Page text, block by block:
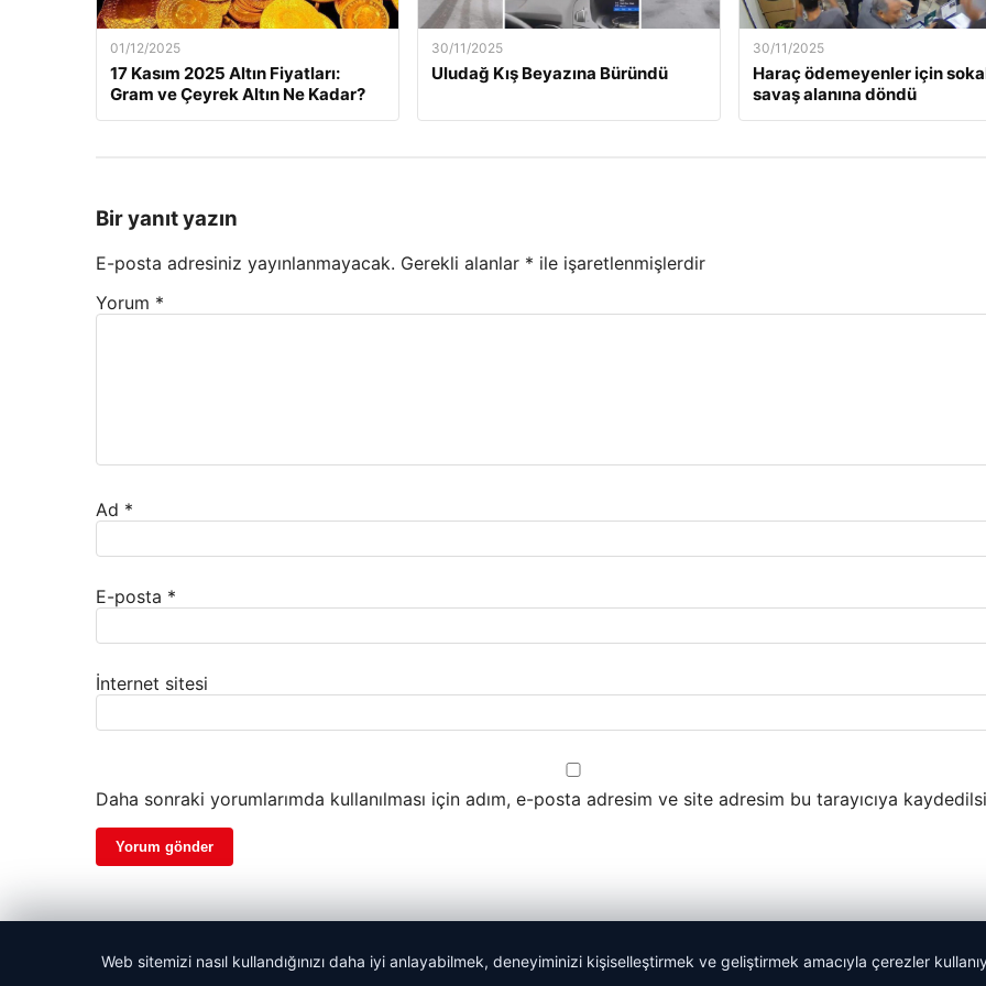
01/12/2025
17 Kasım 2025 Altın Fiyatları:
Gram ve Çeyrek Altın Ne Kadar?
30/11/2025
Uludağ Kış Beyazına Büründü
30/11/2025
Haraç ödemeyenler için
savaş alanına döndü
Bir yanıt yazın
E-posta adresiniz yayınlanmayacak. Gerekli alanlar * ile işaretlenmişlerdir
Yorum *
Ad *
E-posta *
İnternet sitesi
Daha sonraki yorumlarımda kullanılması için adım, e-posta adresim ve site adresim bu tarayıcıya
© 2026 Başkent Haber
Web sitemizi nasıl kullandığınızı daha iyi anlayabilmek, deneyiminizi kişiselleştirmek ve geliştirmek amacıyla çerezler